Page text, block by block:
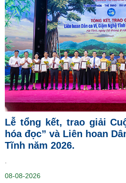
Lễ tổng kết, trao giải
hóa đọc” và Liên hoan
Tĩnh năm 2026.
08-08-2026